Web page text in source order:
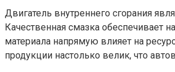
Двигатель внутреннего сгорания
Качественная смазка обеспечивает
материала напрямую влияет на
продукции настолько велик, что